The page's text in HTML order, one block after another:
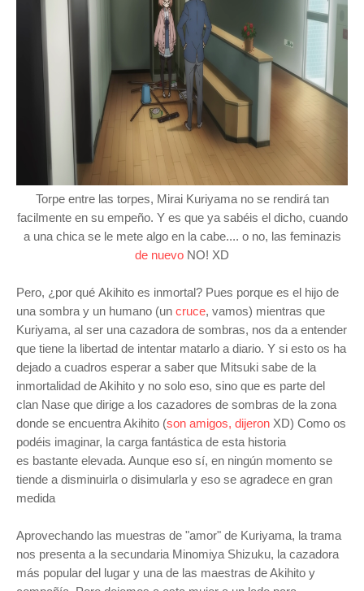
Torpe entre las torpes, Mirai Kuriyama no se rendirá tan
facilmente en su empeño. Y es que ya sabéis el dicho, cuando
a una chica se le mete algo en la cabe.... o no, las feminazis
de nuevo NO! XD
Pero, ¿por qué Akihito es inmortal? Pues porque es el hijo de
una sombra y un humano (un cruce, vamos) mientras que
Kuriyama, al ser una cazadora de sombras, nos da a entender
que tiene la libertad de intentar matarlo a diario. Y si esto os ha
dejado a cuadros esperar a saber que Mitsuki sabe de la
inmortalidad de Akihito y no solo eso, sino que es parte del
clan Nase que dirige a los cazadores de sombras de la zona
donde se encuentra Akihito (son amigos, dijeron XD) Como os
podéis imaginar, la carga fantástica de esta historia
es bastante elevada. Aunque eso sí, en ningún momento se
tiende a disminuirla o disimularla y eso se agradece en gran
medida
Aprovechando las muestras de "amor" de Kuriyama, la trama
nos presenta a la secundaria Minomiya Shizuku, la cazadora
más popular del lugar y una de las maestras de Akihito y